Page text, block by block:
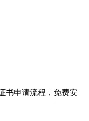
书申请流程，免费安